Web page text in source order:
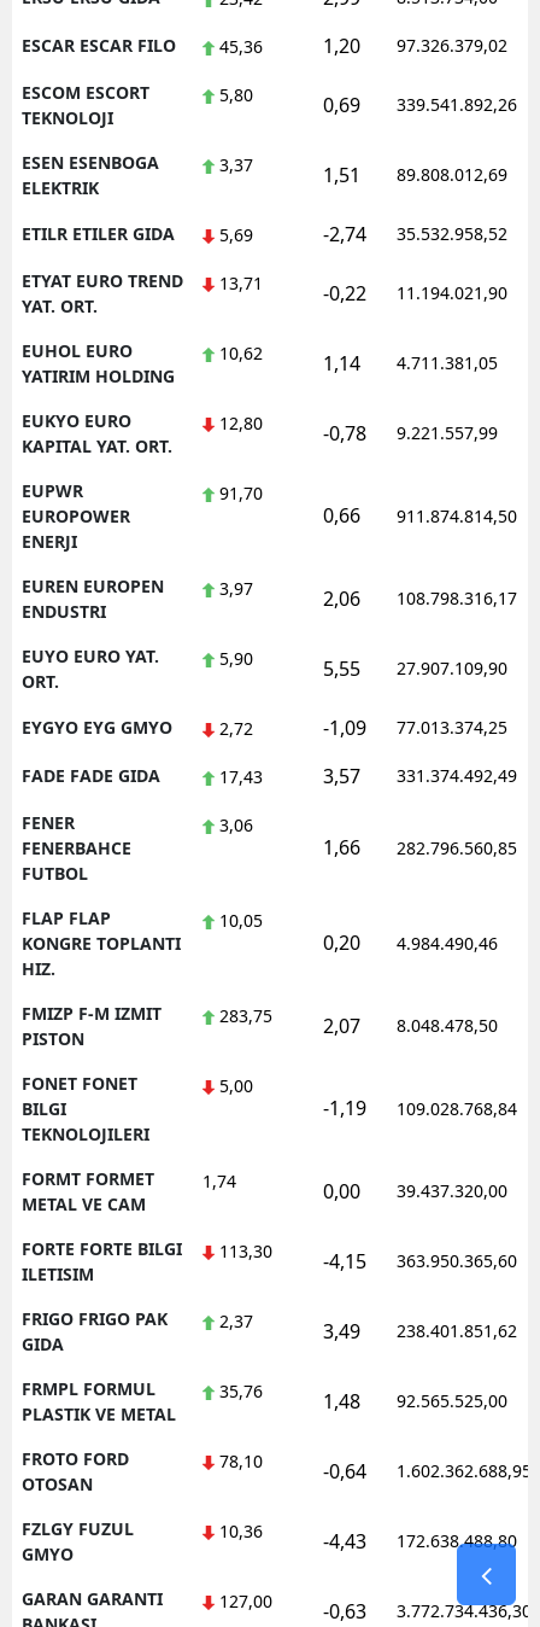
ESCAR ESCAR FILO 45,36 1,20 97.326.379,02
ESCOM ESCORT
TEKNOLOJI
5,80 0,69 339.541.892,26
ESEN ESENBOGA
ELEKTRIK
3,37 1,51 89.808.012,69
ETILR ETILER GIDA 5,69 -2,74 35.532.958,52
ETYAT EURO TREND
YAT. ORT.
13,71 -0,22 11.194.021,90
EUHOL EURO
YATIRIM HOLDING
10,62 1,14 4.711.381,05
EUKYO EURO
KAPITAL YAT. ORT.
12,80 -0,78 9.221.557,99
EUPWR
EUROPOWER
ENERJI
91,70
0,66 911.874.814,50
EUREN EUROPEN
ENDUSTRI
3,97 2,06 108.798.316,17
EUYO EURO YAT.
ORT.
5,90 5,55 27.907.109,90
EYGYO EYG GMYO 2,72 -1,09 77.013.374,25
FADE FADE GIDA 17,43 3,57 331.374.492,49
FENER
FENERBAHCE
FUTBOL
3,06
1,66 282.796.560,85
FLAP FLAP
KONGRE TOPLANTI
HIZ.
10,05
0,20 4.984.490,46
FMIZP F-M IZMIT
PISTON
283,75 2,07 8.048.478,50
FONET FONET
BILGI
TEKNOLOJILERI
5,00
-1,19 109.028.768,84
FORMT FORMET
METAL VE CAM
1,74 0,00 39.437.320,00
FORTE FORTE BILGI
ILETISIM
113,30 -4,15 363.950.365,60
FRIGO FRIGO PAK
GIDA
2,37 3,49 238.401.851,62
FRMPL FORMUL
PLASTIK VE METAL
35,76 1,48 92.565.525,00
FROTO FORD
OTOSAN
78,10 -0,64 1.602.362.688,95
FZLGY FUZUL
GMYO
10,36 -4,43 172.638.488,80
GARAN GARANTI
127,00 -0,63 3.772.734.436,30